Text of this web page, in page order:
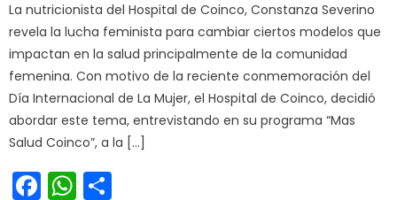
La nutricionista del Hospital de Coinco, Constanza Severino
revela la lucha feminista para cambiar ciertos modelos que
impactan en la salud principalmente de la comunidad
femenina. Con motivo de la reciente conmemoración del
Día Internacional de La Mujer, el Hospital de Coinco, decidió
abordar este tema, entrevistando en su programa “Mas
Salud Coinco”, a la […]
Facebook
WhatsApp